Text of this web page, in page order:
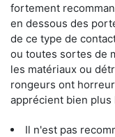
fortement
en dessous des
de ce type de
ou toutes sortes de
les matériaux ou
rongeurs ont
apprécient bien
Il n'est pas